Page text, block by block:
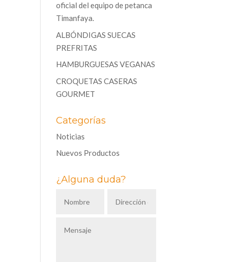
oficial del equipo de petanca
Timanfaya.
ALBÓNDIGAS SUECAS
PREFRITAS
HAMBURGUESAS VEGANAS
CROQUETAS CASERAS
GOURMET
Categorías
Noticias
Nuevos Productos
¿Alguna duda?